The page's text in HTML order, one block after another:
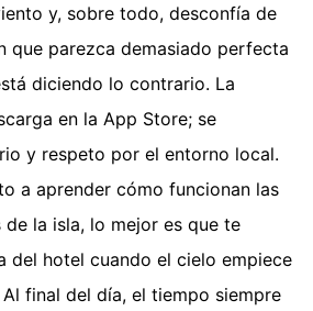
y, sobre todo, desconfía de
que parezca demasiado perfecta
diciendo lo contrario. La
en la App Store; se
y respeto por el entorno local.
a aprender cómo funcionan las
la isla, lo mejor es que te
del hotel cuando el cielo empiece
final del día, el tiempo siempre